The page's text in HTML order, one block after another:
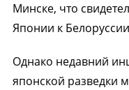
Минске, что
Японии к
Однако недавний
японской разведки